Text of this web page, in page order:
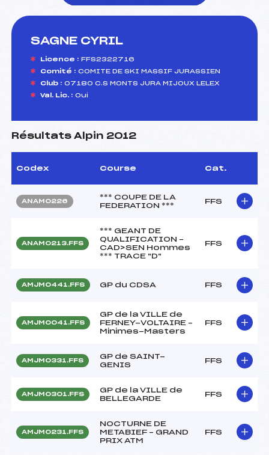
SAGNE CYRIL
Licence : FFS2322716
Comité : COMITE DE SKI MASSIF JURASSIEN
Club : 07180 C.S MONTS JURA MIJOUX LELEX
Val. Lic. : Oui
Résultats Alpin 2012
Codex Course Cat.
ANAM0226
*** COUPE DE LA
FEDERATION ***
FFS
ANAM0213.FFS
*** GEANT DE
QUALIFICATION –
CAD>SEN Hommes
*** TRACE "D"
FFS
AMJM0441.FFS GP du CDSA FFS
AMJM0041.FFS
GP de la VILLE de
FERNEY-VOLTAIRE –
Minimes-Masters
FFS
AMJM0331.FFS
GP de SAINT-
GENIS
FFS
AMJM0301.FFS
GP de la VILLE de
BELLEGARDE
FFS
AMJM0231.FFS
NOCTURNE DE
METABIEF – GRAND
PRIX ATM
FFS